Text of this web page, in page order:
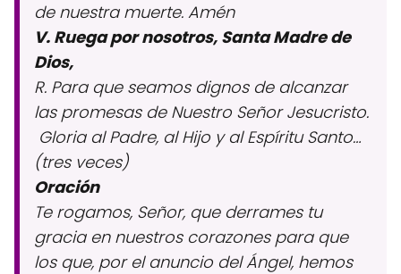
de nuestra muerte. Amén
V. Ruega por nosotros, Santa Madre de
Dios,
R. Para que seamos dignos de alcanzar
las promesas de Nuestro Señor Jesucristo.
Gloria al Padre, al Hijo y al Espíritu Santo…
(tres veces)
Oración
Te rogamos, Señor, que derrames tu
gracia en nuestros corazones para que
los que, por el anuncio del Ángel, hemos